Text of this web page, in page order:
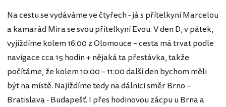
Na cestu se vydáváme ve čtyřech - já s přítelkyní Marcelou
a kamarád Mira se svou přítelkyní Evou. V den D, v pátek,
vyjíždíme kolem 16:00 z Olomouce – cesta má trvat podle
navigace cca 15 hodin + nějaká ta přestávka, takže
počítáme, že kolem 10:00 – 11:00 další den bychom měli
být na místě. Najíždíme tedy na dálnici směr Brno –
Bratislava - Budapešť. I přes hodinovou zácpu u Brna a